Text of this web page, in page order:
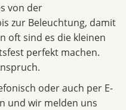
von der
zur Beleuchtung, damit
oft sind es die kleinen
perfekt machen.
oder auch per E-
und wir melden uns